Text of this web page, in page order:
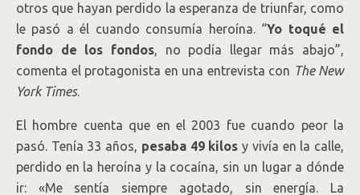
otros que hayan perdido la esperanza de triunfar, como
le pasó a él cuando consumía heroína. “Yo toqué el
fondo de los fondos, no podía llegar más abajo”,
comenta el protagonista en una entrevista con The New
York Times.
El hombre cuenta que en el 2003 fue cuando peor la
pasó. Tenía 33 años, pesaba 49 kilos y vivía en la calle,
perdido en la heroína y la cocaína, sin un lugar a dónde
ir: «Me sentía siempre agotado, sin energía. La